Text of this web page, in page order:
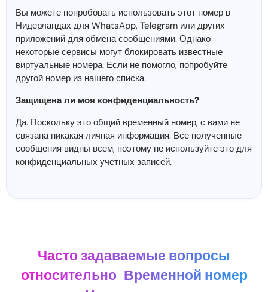
Вы можете попробовать использовать этот номер в
Нидерландах для WhatsApp, Telegram или других
приложений для обмена сообщениями. Однако
некоторые сервисы могут блокировать известные
виртуальные номера. Если не помогло, попробуйте
другой номер из нашего списка.
Защищена ли моя конфиденциальность?
Да. Поскольку это общий временный номер, с вами не
связана никакая личная информация. Все полученные
сообщения видны всем, поэтому не используйте это для
конфиденциальных учетных записей.
Часто задаваемые вопросы
относительно Временной номер